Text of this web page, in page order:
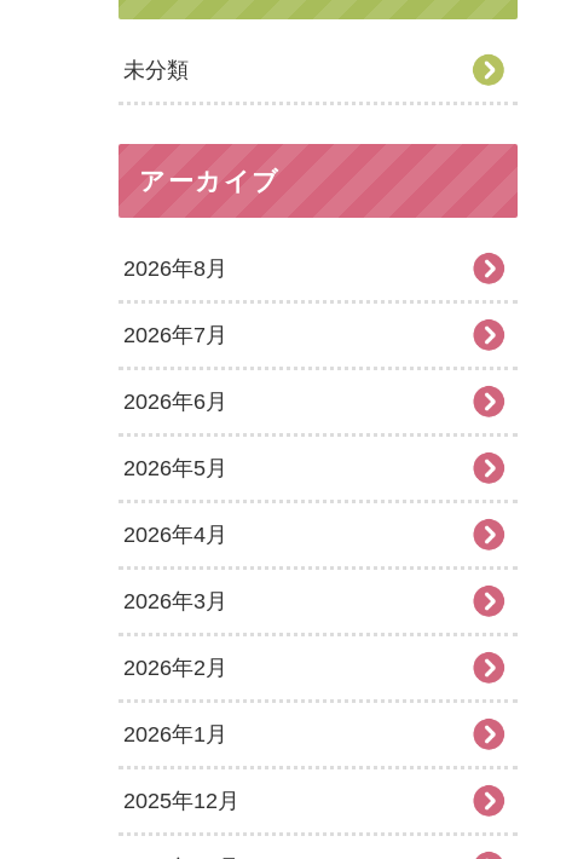
未分類
アーカイブ
2026年8月
2026年7月
2026年6月
2026年5月
2026年4月
2026年3月
2026年2月
2026年1月
2025年12月